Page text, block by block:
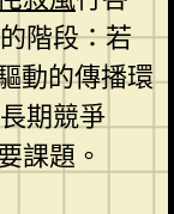
階段：若
動的傳播環
期競爭
課題。